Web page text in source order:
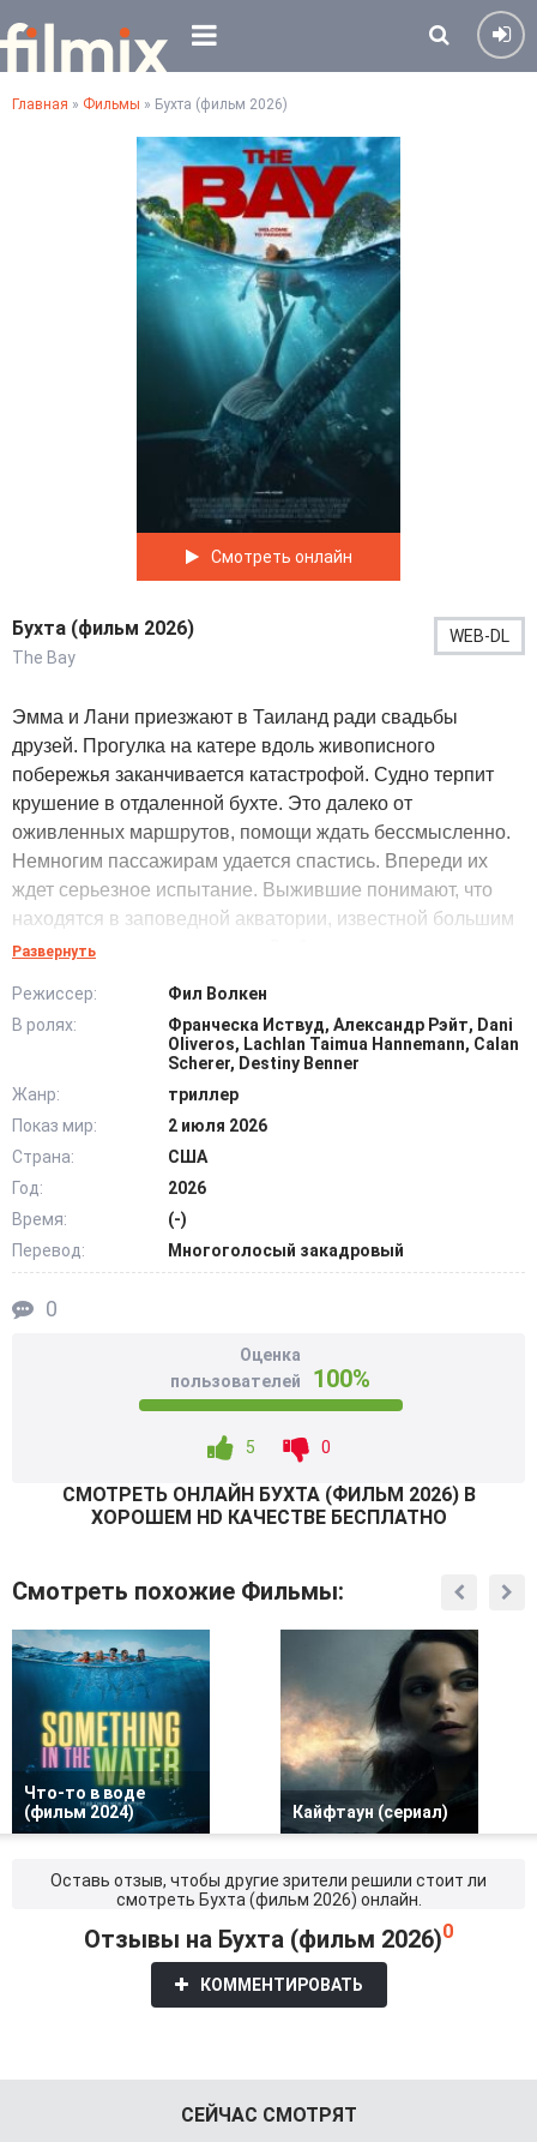
Главная » Фильмы » Бухта (фильм 2026)
Смотреть онлайн
Бухта (фильм 2026)
The Bay
WEB-DL
Эмма и Лани приезжают в Таиланд ради свадьбы
друзей. Прогулка на катере вдоль живописного
побережья заканчивается катастрофой. Судно терпит
крушение в отдаленной бухте. Это далеко от
оживленных маршрутов, помощи ждать бессмысленно.
Немногим пассажирам удается спастись. Впереди их
ждет серьезное испытание. Выжившие понимают, что
находятся в заповедной акватории, известной большим
количеством тигровых акул. До берега далеко, связь
движение в воде способно привлечь хищников.
Заложники обстоятельств пробуют держаться вместе,
найти безопасное укрытие и не терять надежду.
Напряжение растет с каждым часом. Спасатели не
подозревают, где искать пропавший катер. Группа
оказывается наедине со стихией и хищниками.
Приходится справляться с леденящими души страхами
и действовать вопреки. В экстремальных условиях
героям надо выбирать – кому доверять, чем рисковать и
каким образом сохранять самообладание. @Filmix.fan
Развернуть
Режиссер:
Фил Волкен
В ролях:
Франческа Иствуд, Александр Рэйт, Dani
Oliveros, Lachlan Taimua Hannemann, Calan
Scherer, Destiny Benner
Жанр:
триллер
Показ мир:
2 июля 2026
Страна:
США
Год:
2026
Время:
(-)
Перевод:
Многоголосый закадровый
0
Оценка
пользователей
100%
5 0
СМОТРEТЬ ОНЛАЙН БУХТА (ФИЛЬМ 2026) В
ХОРОШЕМ HD КАЧЕСТВЕ БЕСПЛАТНО
Смотреть похожие Фильмы:
Что-то в воде
(фильм 2024)
Кайфтаун (сериал)
Оставь отзыв, чтобы другие зрители решили стоит ли
смотреть Бухта (фильм 2026) онлайн.
Отзывы на Бухта (фильм 2026)0
КОММЕНТИРОВАТЬ
СЕЙЧАС СМОТРЯТ